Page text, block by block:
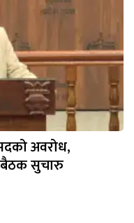
अवरोध,
बैठक सुचारु